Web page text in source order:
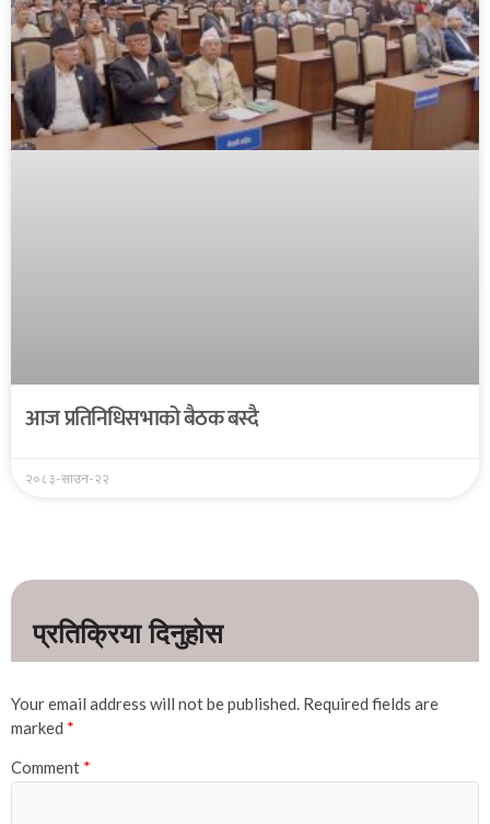
आज प्रतिनिधिसभाको बैठक बस्दै
२०८३-साउन-२२
Your email address will not be published. Required fields are
marked *
Comment *